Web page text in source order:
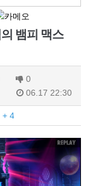
뱀피 맥스
0
06.17 22:30
+ 4